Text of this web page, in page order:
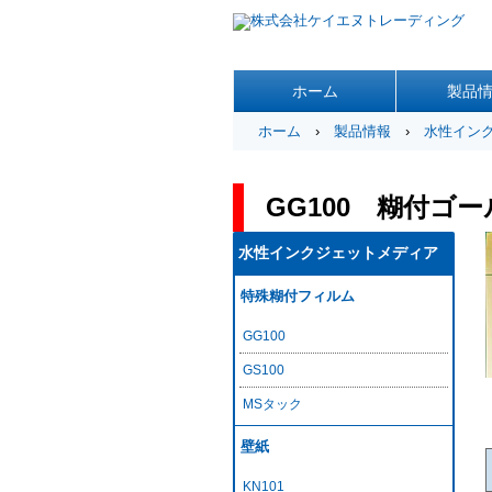
ホーム 製品
ホーム › 製品情報 › 水性イン
GG100 糊付ゴー
水性インクジェットメディア
特殊糊付フィルム
GG100
GS100
MSタック
壁紙
KN101